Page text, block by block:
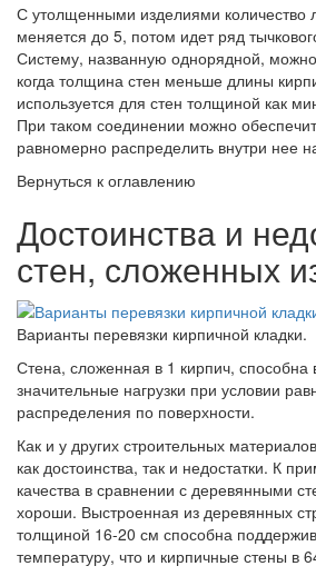
С утолщенными изделиями количество
меняется до 5, потом идет ряд
Систему, названную однорядной,
когда толщина стен меньше длины
используется для стен толщиной как
При таком соединении можно
равномерно распределить внутри нее
Вернуться к оглавлению
Достоинства и
стен, сложенных
Варианты перевязки кирпичной кладки.
Стена, сложенная в 1 кирпич, способна
значительные нагрузки при условии
распределения по поверхности.
Как и у других строительных
как достоинства, так и недостатки. К
качества в сравнении с деревянными
хороши. Выстроенная из деревянных
толщиной 16-20 см способна
температуру, что и кирпичные стены в